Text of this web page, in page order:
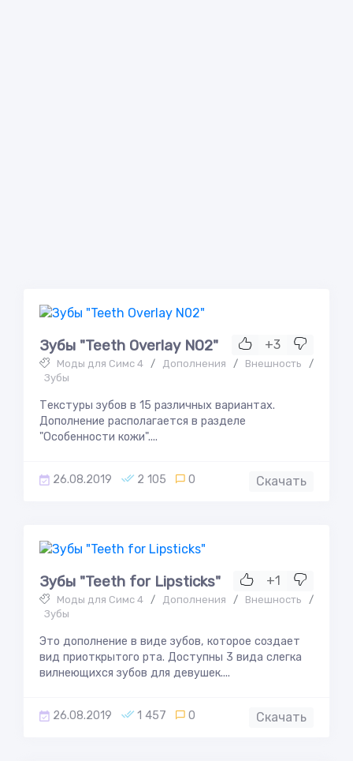
+3
Зубы "Teeth Overlay N02"
Моды для Симс 4 / Дополнения / Внешность
/
Зубы
Текстуры зубов в 15 различных вариантах.
Дополнение располагается в разделе
"Особенности кожи"....
26.08.2019 2 105 0 Скачать
+1
Зубы "Teeth for Lipsticks"
Моды для Симс 4 / Дополнения / Внешность
/
Зубы
Это дополнение в виде зубов, которое создает
вид приоткрытого рта. Доступны 3 вида слегка
вилнеющихся зубов для девушек....
26.08.2019 1 457 0 Скачать